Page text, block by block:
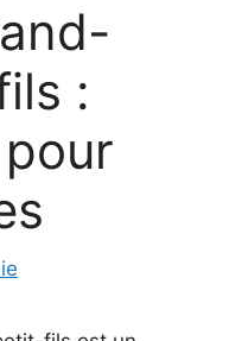
: